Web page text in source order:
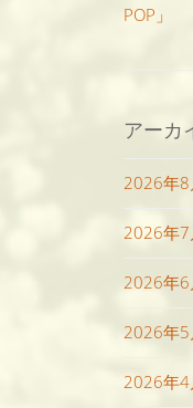
POP」
アーカ
2026年8
2026年7
2026年6
2026年5
2026年4